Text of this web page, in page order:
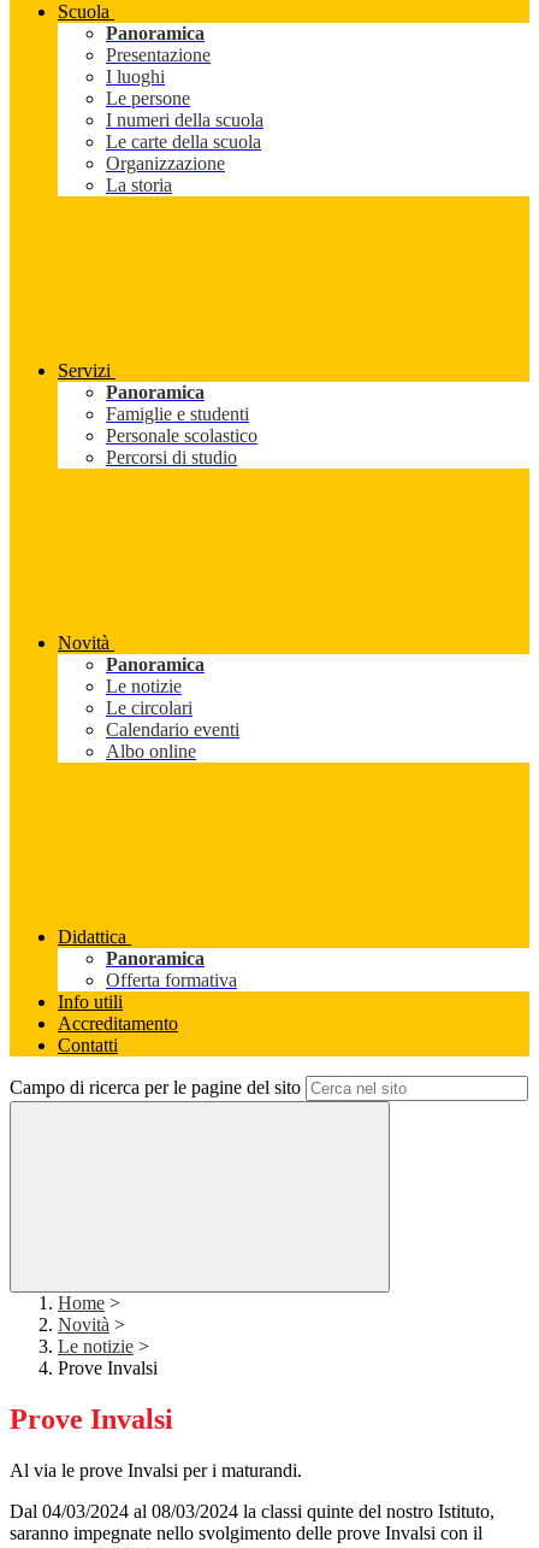
Scuola
Panoramica
Presentazione
I luoghi
Le persone
I numeri della scuola
Le carte della scuola
Organizzazione
La storia
Servizi
Panoramica
Famiglie e studenti
Personale scolastico
Percorsi di studio
Novità
Panoramica
Le notizie
Le circolari
Calendario eventi
Albo online
Didattica
Panoramica
Offerta formativa
Info utili
Accreditamento
Contatti
Campo di ricerca per le pagine del sito
Home >
Novità >
Le notizie >
Prove Invalsi
Prove Invalsi
Al via le prove Invalsi per i maturandi.
Dal 04/03/2024 al 08/03/2024 la classi quinte del nostro Istituto,
saranno impegnate nello svolgimento delle prove Invalsi con il